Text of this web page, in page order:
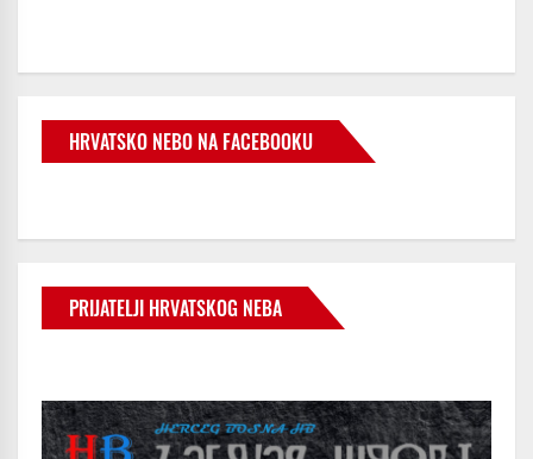
HRVATSKO NEBO NA FACEBOOKU
PRIJATELJI HRVATSKOG NEBA